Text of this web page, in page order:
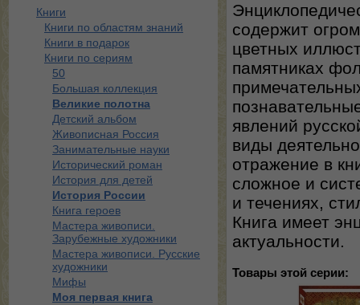
Книги
Книги по областям знаний
Книги в подарок
Книги по сериям
50
Большая коллекция
Великие полотна
Детский альбом
Живописная Россия
Занимательные науки
Исторический роман
История для детей
История России
Книга героев
Мастера живописи.
Зарубежные художники
Мастера живописи. Русские
художники
Мифы
Моя первая книга
содержит
цветных
памятниках
явлений
виды
отражение в
сложное и
и течениях,
Книга имеет
актуальности.
Товары этой серии: